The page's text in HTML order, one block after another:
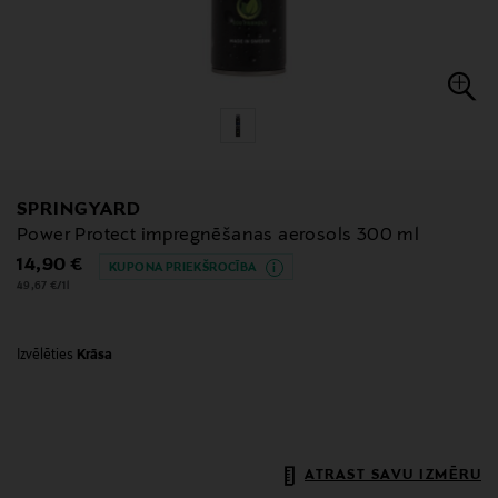
SPRINGYARD
Power Protect impregnēšanas aerosols 300 ml
Original Price
14,90 € KUPONA PRIEKŠROCĪBA
49,67 €/1l
Izvēlēties Krāsa
ATRAST SAVU IZMĒRU